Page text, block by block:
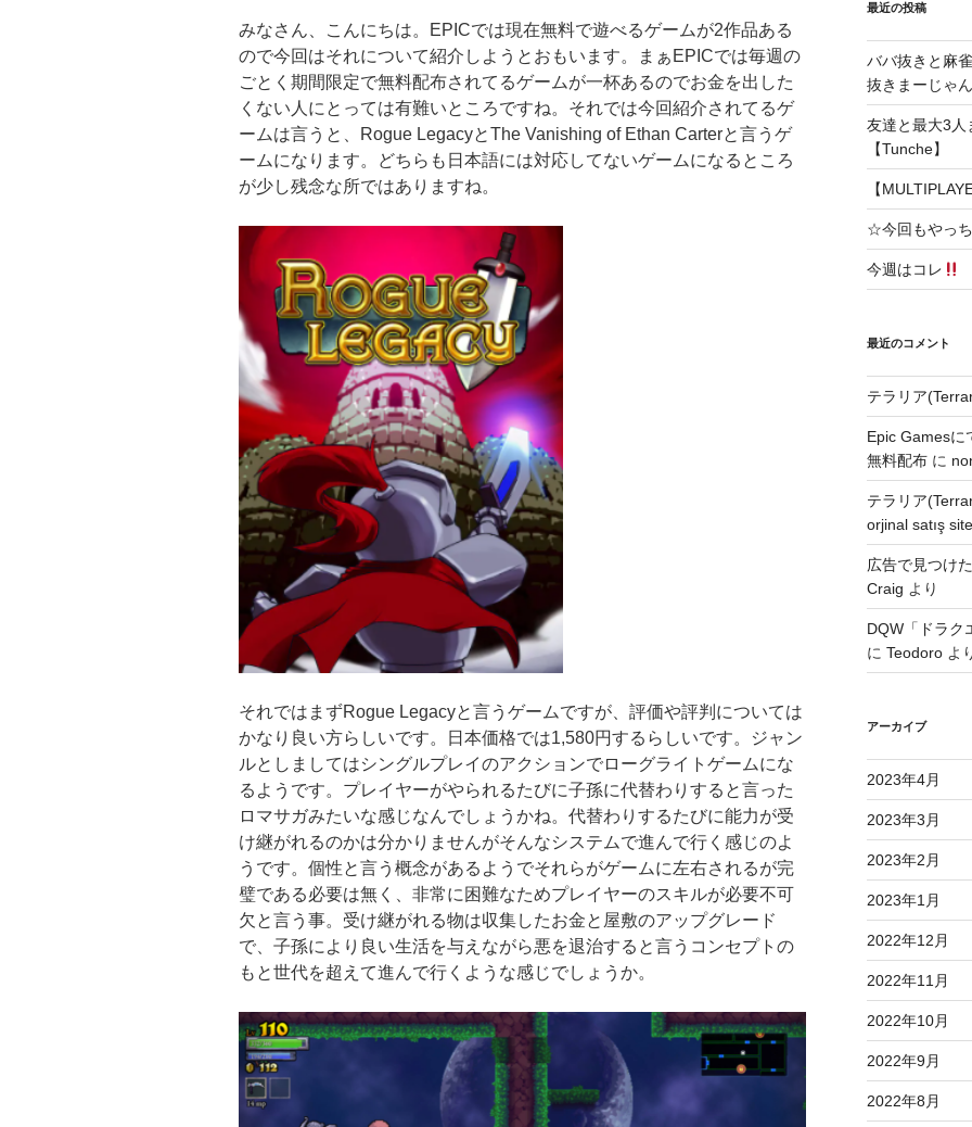
みなさん、こんにちは。EPICでは現在無料で遊べるゲームが2作品ある
ので今回はそれについて紹介しようとおもいます。まぁEPICでは毎週の
ごとく期間限定で無料配布されてるゲームが一杯あるのでお金を出した
くない人にとっては有難いところですね。それでは今回紹介されてるゲ
ームは言うと、Rogue LegacyとThe Vanishing of Ethan Carterと言うゲ
ームになります。どちらも日本語には対応してないゲームになるところ
が少し残念な所ではありますね。
それではまずRogue Legacyと言うゲームですが、評価や評判については
かなり良い方らしいです。日本価格では1,580円するらしいです。ジャン
ルとしましてはシングルプレイのアクションでローグライトゲームにな
るようです。プレイヤーがやられるたびに子孫に代替わりすると言った
ロマサガみたいな感じなんでしょうかね。代替わりするたびに能力が受
け継がれるのかは分かりませんがそんなシステムで進んで行く感じのよ
うです。個性と言う概念があるようでそれらがゲームに左右されるが完
璧である必要は無く、非常に困難なためプレイヤーのスキルが必要不可
欠と言う事。受け継がれる物は収集したお金と屋敷のアップグレード
で、子孫により良い生活を与えながら悪を退治すると言うコンセプトの
もと世代を超えて進んで行くような感じでしょうか。
最近の投稿
ババ抜きと麻
抜きまーじゃ
友達と最大3人
【Tunche】
【
☆今回もやっ
今週はコレ
最近のコメント
テラリア
Epic Gamesに
無料配布に
テラリア
orjinal satış
広告で見つけ
Craig より
DQW「ドラ
に Teodoroよ
アーカイブ
2023年4月
2023年3月
2023年2月
2023年1月
2022年12月
2022年11月
2022年10月
2022年9月
2022年8月